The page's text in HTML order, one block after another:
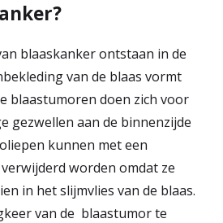
bij
blaaskanker ontstaan in de
van de blaas vormt
blaastumoren doen zich voor
gezwellen aan de binnenzijde
kunnen met een
worden omdat ze
in het slijmvlies van de blaas.
van de blaastumor te